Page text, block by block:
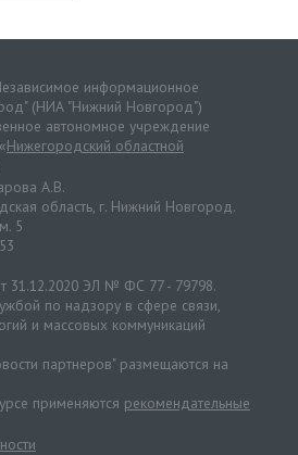
информационное
(НИА "Нижний Новгород")
автономное учреждение
Нижегородский областной
А.В.
область, г. Нижний Новгород.
5
31.12.2020 ЭЛ № ФС 77 - 79798.
по надзору в сфере связи,
и массовых коммуникаций
партнеров" размещаются на
применяются рекомендательные